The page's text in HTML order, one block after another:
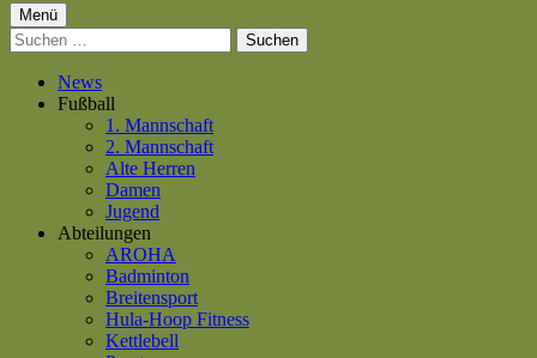
VfL Lichtenau 1924 e.V.
Primäres
Menü
Menü
Suchen
nach:
News
Fußball
1. Mannschaft
2. Mannschaft
Alte Herren
Damen
Jugend
Abteilungen
AROHA
Badminton
Breitensport
Hula-Hoop Fitness
Kettlebell